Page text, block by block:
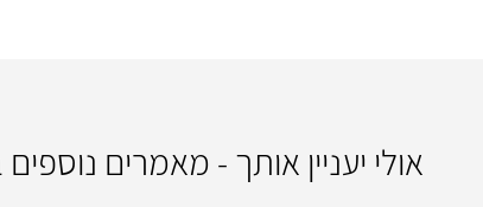
אולי יעניין אותך - מאמרים